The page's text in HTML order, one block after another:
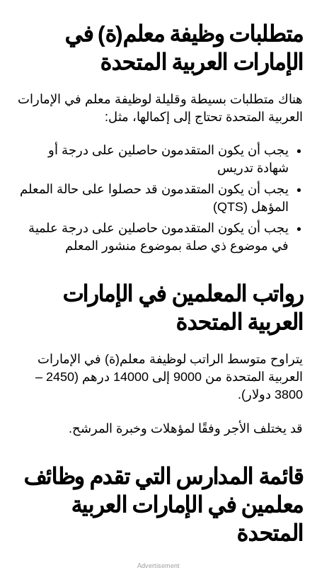
متطلبات وظيفة معلم(ة) في
الإمارات العربية المتحدة
هناك متطلبات بسيطة وقليلة لوظيفة معلم في الإمارات
العربية المتحدة تحتاج إلى إكمالها، مثل:
يجب أن يكون المتقدمون حاصلين على درجة أو
شهادة تدريس
يجب أن يكون المتقدمون قد حصلوا على حالة المعلم
المؤهل (QTS)
يجب أن يكون المتقدمون حاصلين على درجة علمية
في موضوع ذي صلة بموضوع منشور المعلم
رواتب المعلمين في الإمارات
العربية المتحدة
يتراوح متوسط الراتب لوظيفة معلم(ة) في الإمارات
العربية المتحدة من 9000 إلى 14000 درهم (2450 –
3800 دولار).
قد يختلف الأجر وفقًا لمؤهلات وخبرة المرشح.
قائمة المدارس التي تقدم وظائف
معلمين في الإمارات العربية
المتحدة
Advertisement